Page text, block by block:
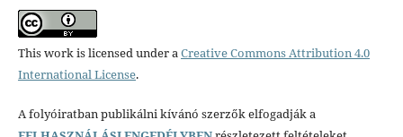
This work is licensed under aCreative Commons Attribution 4.0
International License.
A folyóiratban publikálni kívánó szerzők elfogadják a